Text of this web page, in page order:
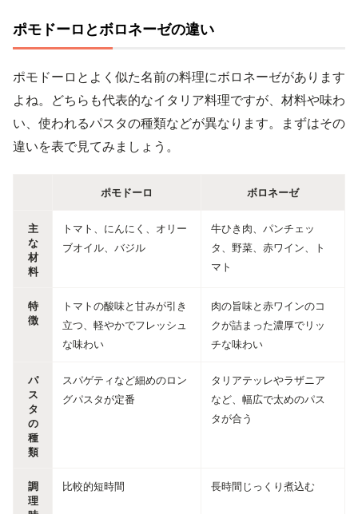
ポモドーロとボロネーゼの違い
ポモドーロとよく似た名前の料理にボロネーゼがあります
よね。どちらも代表的なイタリア料理ですが、材料や味わ
い、使われるパスタの種類などが異なります。まずはその
違いを表で見てみましょう。
ポモドーロ ボロネーゼ
主
な
材
料
トマト、にんにく、オリー
ブオイル、バジル
牛ひき肉、パンチェッ
タ、野菜、赤ワイン、ト
マト
特
徴
トマトの酸味と甘みが引き
立つ、軽やかでフレッシュ
な味わい
肉の旨味と赤ワインのコ
クが詰まった濃厚でリッ
チな味わい
パ
ス
タ
の
種
類
スパゲティなど細めのロン
グパスタが定番
タリアテッレやラザニア
など、幅広で太めのパス
タが合う
調
理
比較的短時間 長時間じっくり煮込む